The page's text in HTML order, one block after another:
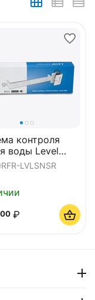
контроля
воды Level
RFR-LVLSNSR
00 ₽